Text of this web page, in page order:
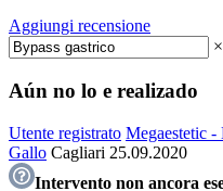
Aggiungi recensione
×
Aún no lo e realizado
Utente registrato Megaestetic
Gallo Cagliari 25.09.2020
Intervento non ancora